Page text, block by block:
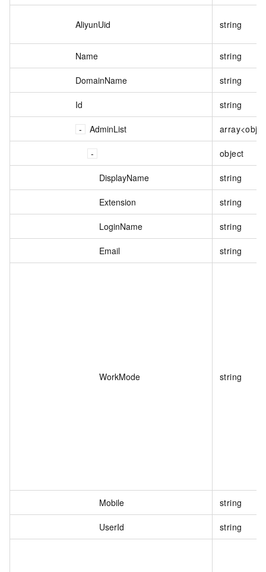
AliyunUid string
Name string
DomainName string
Id string
AdminList
object
DisplayName string
Extension string
LoginName string
Email string
WorkMode string
Mobile string
UserId string